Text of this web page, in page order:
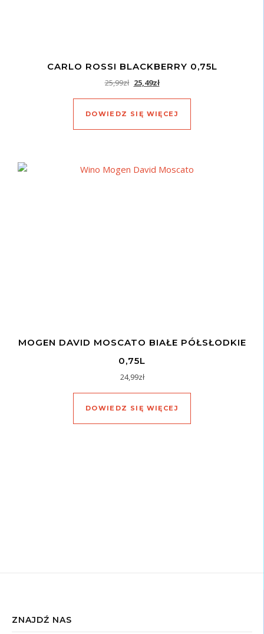
CARLO ROSSI BLACKBERRY 0,75L
25,99zł Pierwotna cena wynosiła: 25,99zł.
25,49złAktualna cena wynosi:
DOWIEDZ SIĘ WIĘCEJ
MOGEN DAVID MOSCATO BIAŁE PÓŁSŁODKIE
0,75L
24,99zł
DOWIEDZ SIĘ WIĘCEJ
ZNAJDŹ NAS